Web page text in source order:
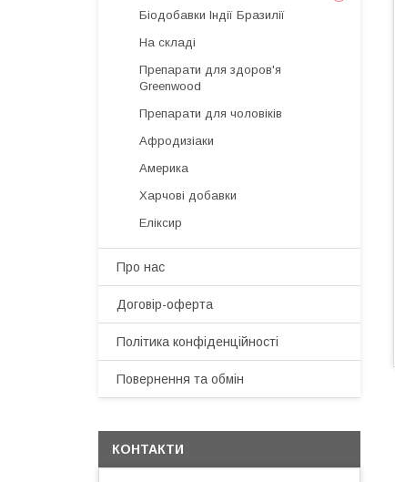
Біодобавки Індії Бразилії
На складі
Препарати для здоров'я
Greenwood
Препарати для чоловіків
Афродизіаки
Америка
Харчові добавки
Еліксир
Про нас
Договір-оферта
Політика конфіденційності
Повернення та обмін
КОНТАКТИ